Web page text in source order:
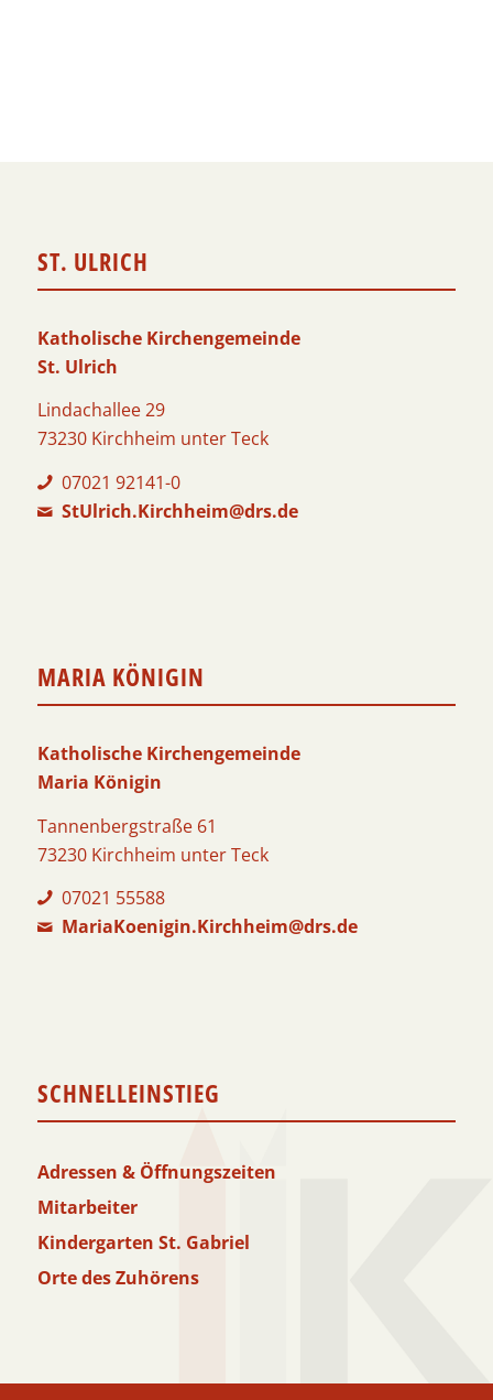
ST. ULRICH
Katholische Kirchengemeinde
St. Ulrich
Lindachallee 29
73230 Kirchheim unter Teck
07021 92141-0
StUlrich.Kirchheim@drs.de
MARIA KÖNIGIN
Katholische Kirchengemeinde
Maria Königin
Tannenbergstraße 61
73230 Kirchheim unter Teck
07021 55588
MariaKoenigin.Kirchheim@drs.de
SCHNELLEINSTIEG
Adressen & Öffnungszeiten
Mitarbeiter
Kindergarten St. Gabriel
Orte des Zuhörens